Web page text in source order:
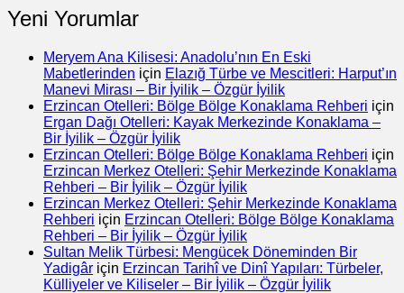
Yeni Yorumlar
Meryem Ana Kilisesi: Anadolu’nın En Eski
Mabetlerinden için Elazığ Türbe ve Mescitleri: Harput’ın
Manevi Mirası – Bir İyilik – Özgür İyilik
Erzincan Otelleri: Bölge Bölge Konaklama Rehberi için
Ergan Dağı Otelleri: Kayak Merkezinde Konaklama –
Bir İyilik – Özgür İyilik
Erzincan Otelleri: Bölge Bölge Konaklama Rehberi için
Erzincan Merkez Otelleri: Şehir Merkezinde Konaklama
Rehberi – Bir İyilik – Özgür İyilik
Erzincan Merkez Otelleri: Şehir Merkezinde Konaklama
Rehberi için Erzincan Otelleri: Bölge Bölge Konaklama
Rehberi – Bir İyilik – Özgür İyilik
Sultan Melik Türbesi: Mengücek Döneminden Bir
Yadigâr için Erzincan Tarihî ve Dinî Yapıları: Türbeler,
Külliyeler ve Kiliseler – Bir İyilik – Özgür İyilik